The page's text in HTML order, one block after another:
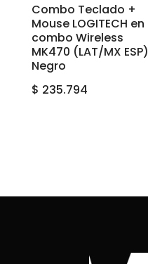
Combo Teclado +
Mouse LOGITECH en
combo Wireless
MK470 (LAT/MX ESP)
Negro
$ 235.794